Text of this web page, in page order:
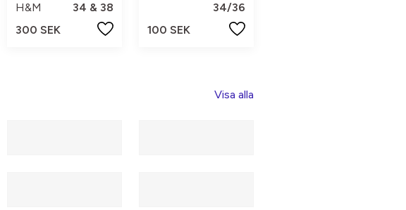
H&M
34 & 38
300 SEK
34/36
100 SEK
Visa alla